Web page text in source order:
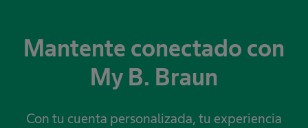
Mantente conectado con
My B. Braun
Con tu cuenta personalizada, tu experiencia